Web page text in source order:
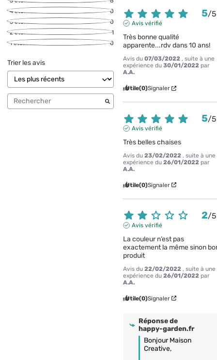
4étoiles
0
3étoiles
0
2étoiles
1
1étoile 0
Trier les avis
5/5
Avis vérifié
Très bonne qualité
apparente...rdv dans 10 ans!
Avis du07/03/2022 , suite à une
expérience du30/01/2022 par
A.A.
Utile(0)Signaler
5/5
Avis vérifié
Très belles chaises
Avis du23/02/2022 , suite à une
expérience du26/01/2022 par
A.A.
Utile(0)Signaler
2/5
Avis vérifié
La couleur n’est pas
exactement la même sinon
produit
Avis du22/02/2022 , suite à une
expérience du26/01/2022 par
A.A.
Utile(0)Signaler
Réponse de
happy-garden.fr
Bonjour Maison
Creative,